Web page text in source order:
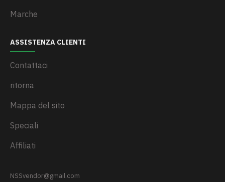
Marche
ASSISTENZA CLIENTI
Contattaci
ritorna
Mappa del sito
Speciali
Affiliati
NSSvendor@gmail.com